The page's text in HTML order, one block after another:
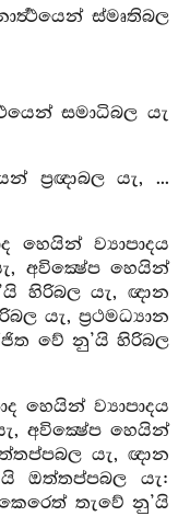
ස්මෘතිබල
සමාධිබල යැ
ප්‍රඥාබල යැ, ...
හෙයින් ව්‍යාපාදය
අවික්‍ෂේප හෙයින්
හිරිබල යැ, ඥාන
යැ, ප්‍රථමධ්‍යාන
වේ නු’යි හිරිබල
හෙයින් ව්‍යාපාදය
අවික්‍ෂේප හෙයින්
යැ, ඥාන
ඔත්තප්පබල යැ:
තැවේ නු’යි